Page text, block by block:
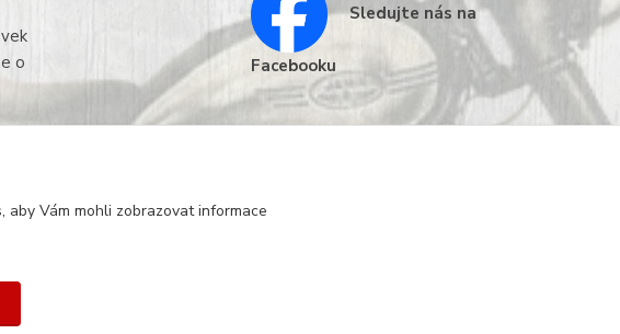
o
Sledujte nás na
Facebooku
aby Vám mohli zobrazovat informace